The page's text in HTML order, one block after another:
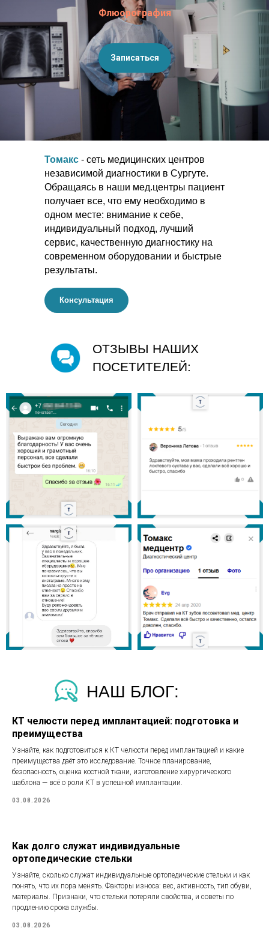
Флюорография
Записаться
Томакс - сеть медицинских центров
независимой диагностики в Сургуте.
Обращаясь в наши мед.центры пациент
получает все, что ему необходимо в
одном месте: внимание к себе,
индивидуальный подход, лучший
сервис, качественную диагностику на
современном оборудовании и быстрые
результаты.
Консультация
ОТЗЫВЫ НАШИХ
ПОСЕТИТЕЛЕЙ:
НАШ БЛОГ:
КТ челюсти перед имплантацией: подготовка и
преимущества
Узнайте, как подготовиться к КТ челюсти перед имплантацией и какие
преимущества даёт это исследование. Точное планирование,
безопасность, оценка костной ткани, изготовление хирургического
шаблона — всё о роли КТ в успешной имплантации.
03.08.2026
Как долго служат индивидуальные
ортопедические стельки
Узнайте, сколько служат индивидуальные ортопедические стельки и как
понять, что их пора менять. Факторы износа: вес, активность, тип обуви,
материалы. Признаки, что стельки потеряли свойства, и советы по
продлению срока службы.
03.08.2026